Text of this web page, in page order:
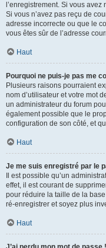
l’enregistrement. Si vous
Si vous n’avez pas reçu de
adresse incorrecte ou que le
vous êtes sûr de l’adresse
Haut
Pourquoi ne puis-je pas me
Plusieurs raisons pourraient
nom d’utilisateur et votre mot
un administrateur du forum
également possible que le
configuration de son côté, et
Haut
Je me suis enregistré par le
Il est possible qu’un
effet, il est courant de
pour réduire la taille de la
ré-enregistrer et soyez plus
Haut